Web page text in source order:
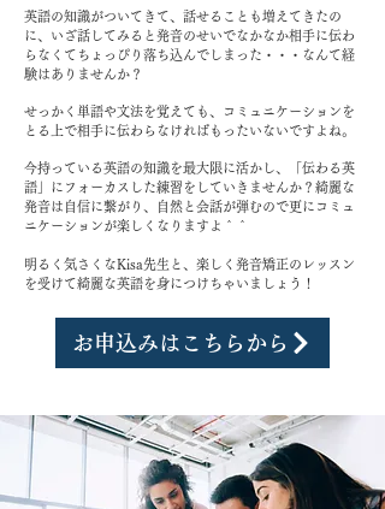
英語の知識がついてきて、話せることも増えてきたの
に、いざ話してみると発音のせいでなかなか相手に伝わ
らなくてちょっぴり落ち込んでしまった・・・なんて経
験はありませんか？
せっかく単語や文法を覚えても、コミュニケーションを
とる上で相手に伝わらなければもったいないですよね。
今持っている英語の知識を最大限に活かし、「伝わる英
語」にフォーカスした練習をしていきませんか？綺麗な
発音は自信に繋がり、自然と会話が弾むので更にコミュ
ニケーションが楽しくなりますよ＾＾
明るく気さくなKisa先生と、楽しく発音矯正のレッスン
を受けて綺麗な英語を身につけちゃいましょう！
お申込みはこちらから